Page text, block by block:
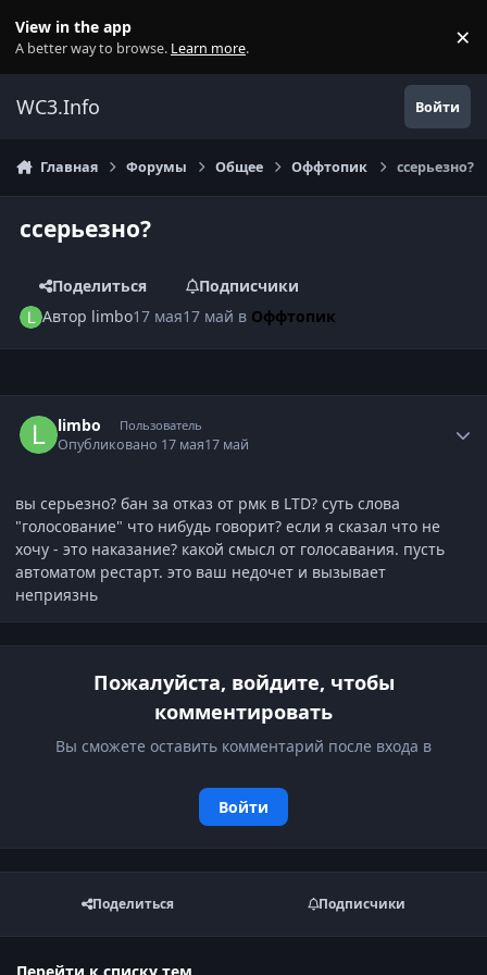
View in the app
A better way to browse. Learn more. ×
WC3.Info Войти
Главная Форумы Общее Оффтопик cсерьезно?
cсерьезно?
Поделиться
Подписчики
Автор limbo17 мая17 май в Оффтопик
limbo Пользователь
Опубликовано 17 мая17 май
вы серьезно? бан за отказ от рмк в LTD? суть слова
"голосование" что нибудь говорит? если я сказал что не
хочу - это наказание? какой смысл от голосавания. пусть
автоматом рестарт. это ваш недочет и вызывает
неприязнь
Пожалуйста, войдите, чтобы
комментировать
Вы сможете оставить комментарий после входа в
Войти
Поделиться Подписчики